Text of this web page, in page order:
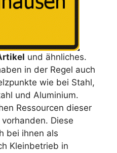
und ähnliches.
in der Regel auch
wie bei Stahl,
und Aluminium.
Ressourcen dieser
Diese
bei ihnen als
Kleinbetrieb in